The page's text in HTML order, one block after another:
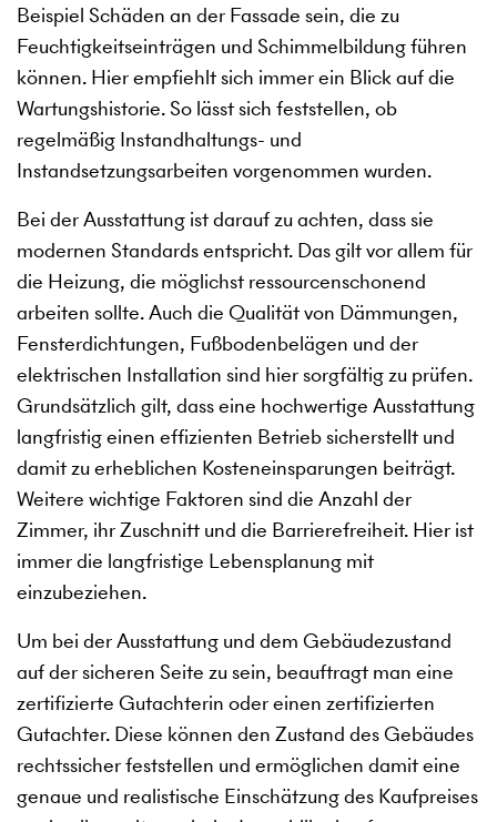
Beispiel Schäden an der Fassade sein, die zu
Feuchtigkeitseinträgen und Schimmelbildung führen
können. Hier empfiehlt sich immer ein Blick auf die
Wartungshistorie. So lässt sich feststellen, ob
regelmäßig Instandhaltungs- und
Instandsetzungsarbeiten vorgenommen wurden.
Bei der Ausstattung ist darauf zu achten, dass sie
modernen Standards entspricht. Das gilt vor allem für
die Heizung, die möglichst ressourcenschonend
arbeiten sollte. Auch die Qualität von Dämmungen,
Fensterdichtungen, Fußbodenbelägen und der
elektrischen Installation sind hier sorgfältig zu prüfen.
Grundsätzlich gilt, dass eine hochwertige Ausstattung
langfristig einen effizienten Betrieb sicherstellt und
damit zu erheblichen Kosteneinsparungen beiträgt.
Weitere wichtige Faktoren sind die Anzahl der
Zimmer, ihr Zuschnitt und die Barrierefreiheit. Hier ist
immer die langfristige Lebensplanung mit
einzubeziehen.
Um bei der Ausstattung und dem Gebäudezustand
auf der sicheren Seite zu sein, beauftragt man eine
zertifizierte Gutachterin oder einen zertifizierten
Gutachter. Diese können den Zustand des Gebäudes
rechtssicher feststellen und ermöglichen damit eine
genaue und realistische Einschätzung des Kaufpreises